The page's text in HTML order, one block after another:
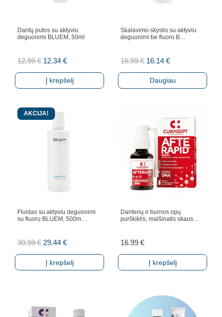
Dantų putos su aktyviu
deguonimi BLUEM, 50ml
12.99€ Original
price
was:
12.34 €Current
price
is:
Į krepšelį
Skalavimo skystis su aktyviu
deguonimi be fluoro B…
16.99€ Original
price
was:
16.14 €Current
price
is:
Daugiau
AKCIJA!
Fluidas su aktyviu deguonimi
su fluoru BLUEM, 500m…
30.99€ Original
price
was:
29.44 €Current
price
is:
Į krepšelį
Dantenų ir burnos opų
purškiklis, malšinatis skaus…
16.99 €
Į krepšelį